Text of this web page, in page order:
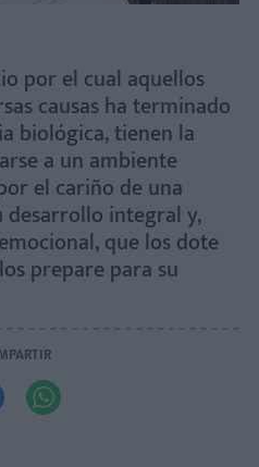
por el cual aquellos
causas ha terminado
biológica, tienen la
a un ambiente
el cariño de una
integral y,
que los dote
prepare para su
